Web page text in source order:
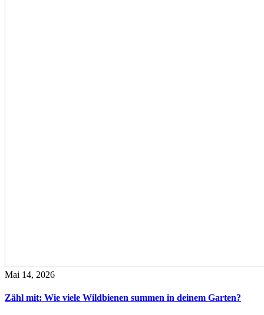
Mai 14, 2026
Zähl mit: Wie viele Wildbienen summen in deinem Garten?